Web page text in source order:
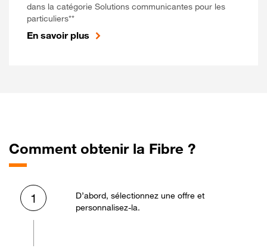
dans la catégorie Solutions communicantes pour les
particuliers**
En savoir plus
Comment obtenir la Fibre ?
1
D’abord, sélectionnez une offre et
personnalisez-la.